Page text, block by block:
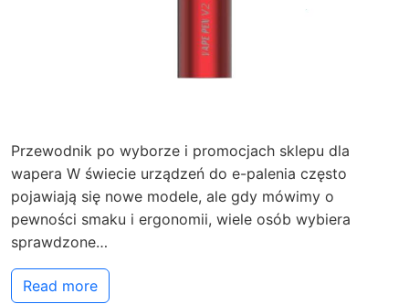
Przewodnik po wyborze i promocjach sklepu dla
wapera W świecie urządzeń do e-palenia często
pojawiają się nowe modele, ale gdy mówimy o
pewności smaku i ergonomii, wiele osób wybiera
sprawdzone…
Read more